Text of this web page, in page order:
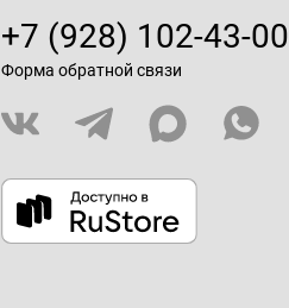
+7 (928) 102-43-00
Форма обратной связи